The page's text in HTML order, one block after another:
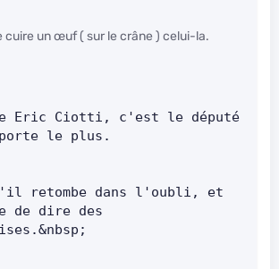
cuire un œuf ( sur le crâne ) celui-la.
Eric Ciotti, c'est le député
le plus.
retombe dans l'oubli, et
de dire des